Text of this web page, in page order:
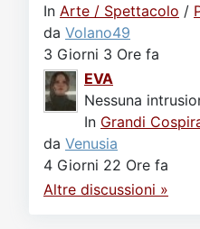
In Arte / Spettacolo /
da Volano49
3 Giorni 3 Ore fa
EVA
Nessuna
In Grandi
da Venusia
4 Giorni 22 Ore fa
Altre discussioni »